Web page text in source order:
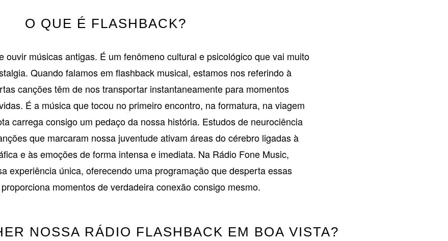
O QUE É FLASHBACK?
ouvir músicas antigas. É um fenômeno cultural e psicológico que vai muito
Quando falamos em flashback musical, estamos nos referindo à
canções têm de nos transportar instantaneamente para momentos
É a música que tocou no primeiro encontro, na formatura, na viagem
carrega consigo um pedaço da nossa história. Estudos de neurociência
que marcaram nossa juventude ativam áreas do cérebro ligadas à
e às emoções de forma intensa e imediata. Na Rádio Fone Music,
experiência única, oferecendo uma programação que desperta essas
momentos de verdadeira conexão consigo mesmo.
NOSSA RÁDIO FLASHBACK EM BOA VISTA?